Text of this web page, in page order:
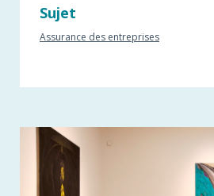
Sujet
Assurance des entreprises